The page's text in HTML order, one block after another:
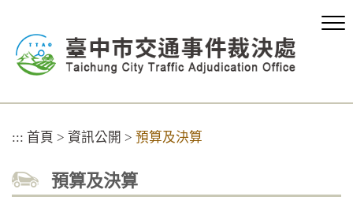
::: 首頁 > 資訊公開 > 預算及決算
預算及決算